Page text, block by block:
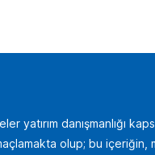
yatırım danışmanlığı
olup; bu içeriğin,